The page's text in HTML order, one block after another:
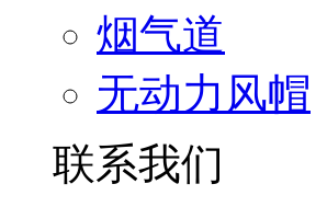
烟气道
无动力风帽
联系我们